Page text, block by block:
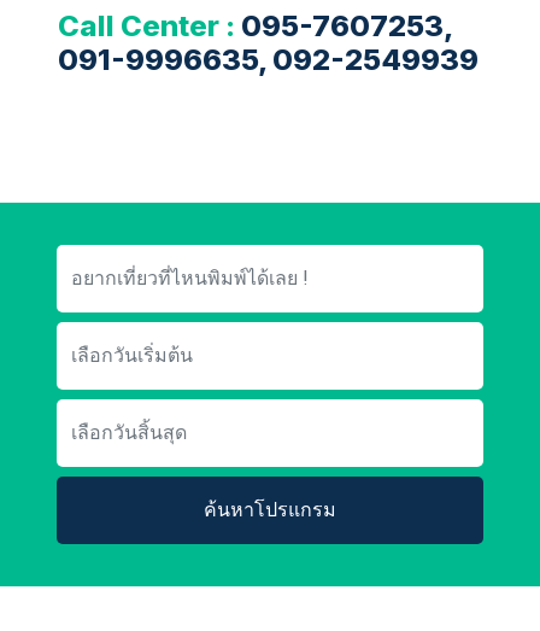
Call Center : 095-7607253,
091-9996635, 092-2549939
ค้นหาโปรแกรม